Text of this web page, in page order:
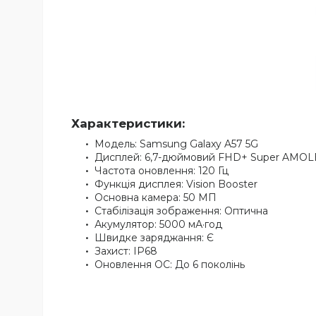
Характеристики:
Модель: Samsung Galaxy A57 5G
Дисплей: 6,7-дюймовий FHD+ Super
Частота оновлення: 120 Гц
Функція дисплея: Vision Booster
Основна камера: 50 МП
Стабілізація зображення: Оптична
Акумулятор: 5000 мА·год
Швидке заряджання: Є
Захист: IP68
Оновлення ОС: До 6 поколінь